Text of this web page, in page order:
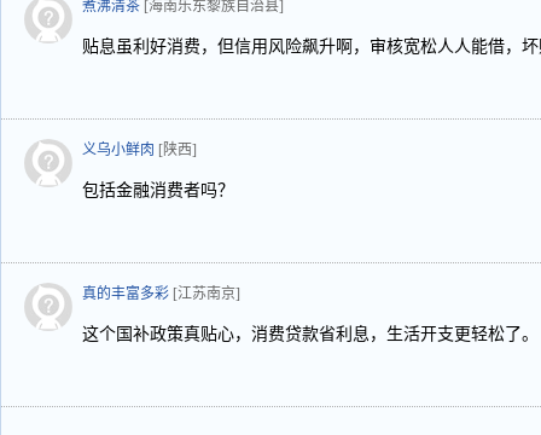
煮沸清茶 [海南乐东黎族自治县]
贴息虽利好消费，但信用风险飙升啊，审核宽松人人能借，
义乌小鲜肉 [陕西]
包括金融消费者吗？
真的丰富多彩 [江苏南京]
这个国补政策真贴心，消费贷款省利息，生活开支更轻松了。